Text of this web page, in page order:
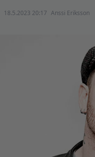
18.5.2023 20:17 Anssi Eriksson